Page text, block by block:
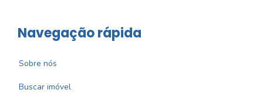
Navegação rápida
Sobre nós
Buscar imóvel